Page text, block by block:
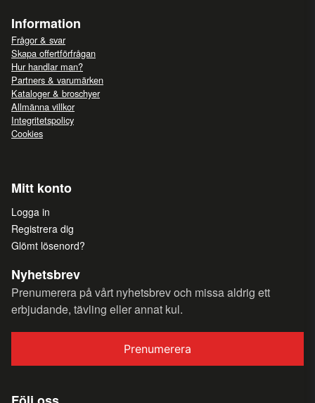
Information
Frågor & svar
Skapa offertförfrågan
Hur handlar man?
Partners & varumärken
Kataloger & broschyer
Allmänna villkor
Integritetspolicy
Cookies
Mitt konto
Logga in
Registrera dig
Glömt lösenord?
Nyhetsbrev
Prenumerera på vårt nyhetsbrev och missa aldrig ett
erbjudande, tävling eller annat kul.
Prenumerera